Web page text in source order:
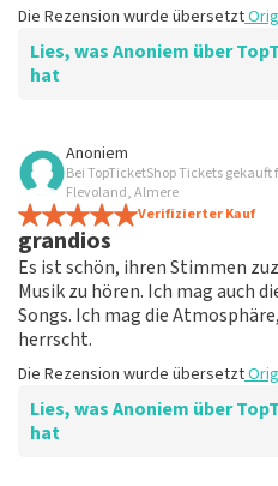
Die Rezension wurde übersetzt
Lies, was Anoniem über
hat
Bewertung von Anoniem über
Erhaben
Die Rezension wurde übersetzt
Anoniem
Bei TopTicketShop Tickets
Flevoland, Almere
Verifizierter Kauf
grandios
Es ist schön, ihren Stimmen
Musik zu hören. Ich mag auch
Songs. Ich mag die
herrscht.
Die Rezension wurde übersetzt
Lies, was Anoniem über
hat